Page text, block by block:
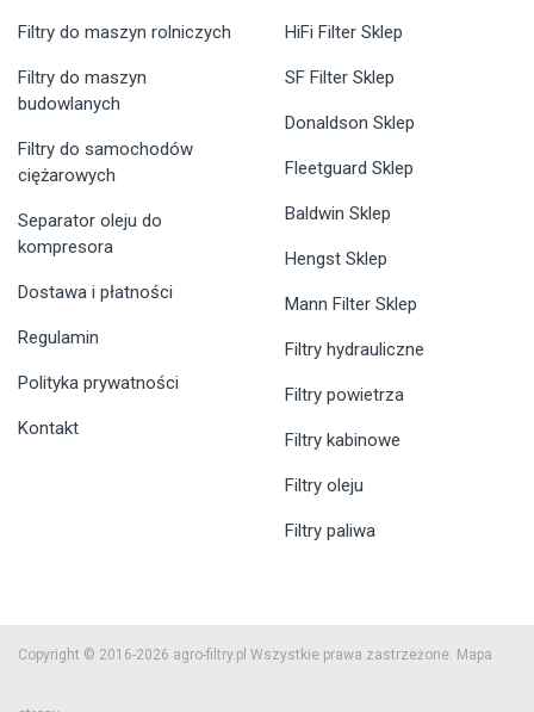
Filtry do maszyn rolniczych
Filtry do maszyn
budowlanych
Filtry do samochodów
ciężarowych
Separator oleju do
kompresora
Dostawa i płatności
Regulamin
Polityka prywatności
Kontakt
HiFi Filter Sklep
SF Filter Sklep
Donaldson Sklep
Fleetguard Sklep
Baldwin Sklep
Hengst Sklep
Mann Filter Sklep
Filtry hydrauliczne
Filtry powietrza
Filtry kabinowe
Filtry oleju
Filtry paliwa
Copyright © 2016-2026 agro-filtry.pl Wszystkie prawa zastrzeżone. Mapa